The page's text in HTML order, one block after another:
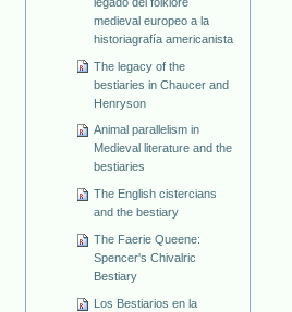
medieval europeo a la
historiagrafía americanista
The legacy of the
bestiaries in Chaucer and
Henryson
Animal parallelism in
Medieval literature and the
bestiaries
The English cistercians
and the bestiary
The Faerie Queene:
Spencer's Chivalric
Bestiary
Los Bestiarios en la